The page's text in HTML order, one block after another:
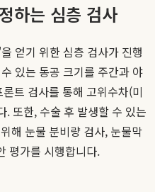
하는 심층 검사
얻기 위한 심층 검사가 진행
있는 동공 크기를 주간과 야
트 검사를 통해 고위수차(미
. 또한, 수술 후 발생할 수 있는
해 눈물 분비량 검사, 눈물막
평가를 시행합니다.